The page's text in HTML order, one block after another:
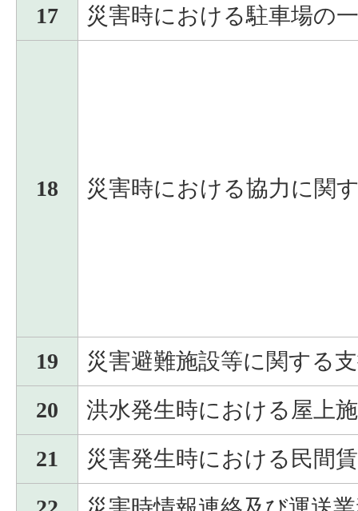
17
災害時における駐車場の
18 災害時における協力に関
19
災害避難施設等に関する
20
洪水発生時における屋上
21
災害発生時における民間